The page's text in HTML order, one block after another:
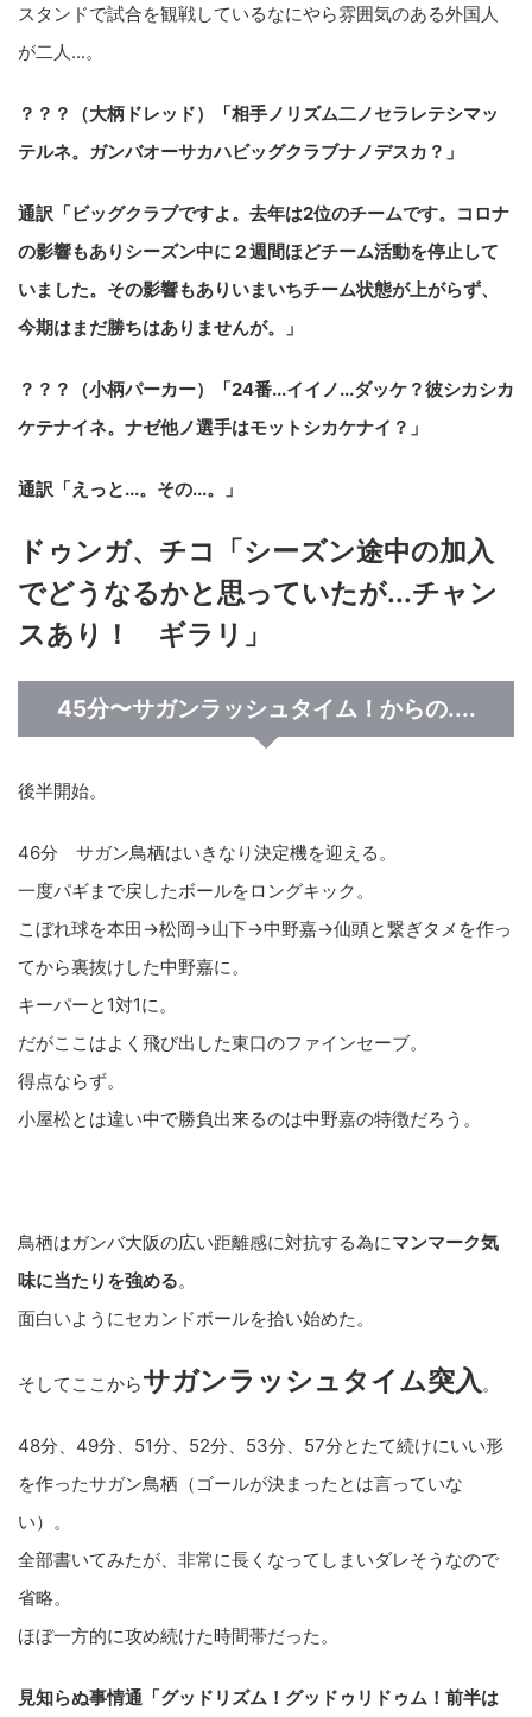
スタンドで試合を観戦しているなにやら雰囲気のある外国人
が二人...。
？？？（大柄ドレッド）「相手ノリズム二ノセラレテシマッ
テルネ。ガンバオーサカハビッグクラブナノデスカ？」
通訳「ビッグクラブですよ。去年は2位のチームです。コロナ
の影響もありシーズン中に２週間ほどチーム活動を停止して
いました。その影響もありいまいちチーム状態が上がらず、
今期はまだ勝ちはありませんが。」
？？？（小柄パーカー）「24番...イイノ...ダッケ？彼シカシカ
ケテナイネ。ナゼ他ノ選手はモットシカケナイ？」
通訳「えっと...。その...。」
ドゥンガ、チコ「シーズン途中の加入
でどうなるかと思っていたが...チャン
スあり！ ギラリ」
45分〜サガンラッシュタイム！からの....
後半開始。
46分 サガン鳥栖はいきなり決定機を迎える。
一度パギまで戻したボールをロングキック。
こぼれ球を本田→松岡→山下→中野嘉→仙頭と繋ぎタメを作っ
てから裏抜けした中野嘉に。
キーパーと1対1に。
だがここはよく飛び出した東口のファインセーブ。
得点ならず。
小屋松とは違い中で勝負出来るのは中野嘉の特徴だろう。
鳥栖はガンバ大阪の広い距離感に対抗する為にマンマーク気
味に当たりを強める。
面白いようにセカンドボールを拾い始めた。
そしてここからサガンラッシュタイム突入 。
48分、49分、51分、52分、53分、57分とたて続けにいい形
を作ったサガン鳥栖（ゴールが決まったとは言っていな
い）。
全部書いてみたが、非常に長くなってしまいダレそうなので
省略。
ほぼ一方的に攻め続けた時間帯だった。
見知らぬ事情通「グッドリズム！グッドゥリドゥム！前半は